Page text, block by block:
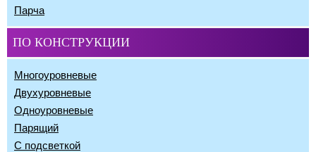
Парча
ПО КОНСТРУКЦИИ
Многоуровневые
Двухуровневые
Одноуровневые
Парящий
С подсветкой